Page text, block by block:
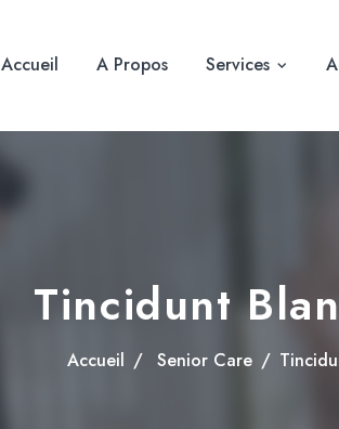
Accueil A Propos Services
Tincidunt
Accueil Senior Care